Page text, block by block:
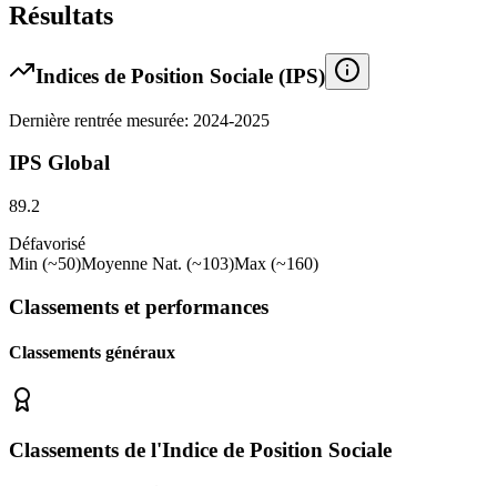
Résultats
Indices de Position Sociale (IPS)
Dernière rentrée mesurée: 2024-2025
IPS Global
89.2
Défavorisé
Min (~50)Moyenne Nat. (~103)Max (~160)
Classements et performances
Classements généraux
Classements de l'Indice de Position Sociale